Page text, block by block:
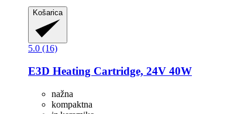
Košarica
5.0 (16)
E3D Heating Cartridge, 24V 40W
nažna
kompaktna